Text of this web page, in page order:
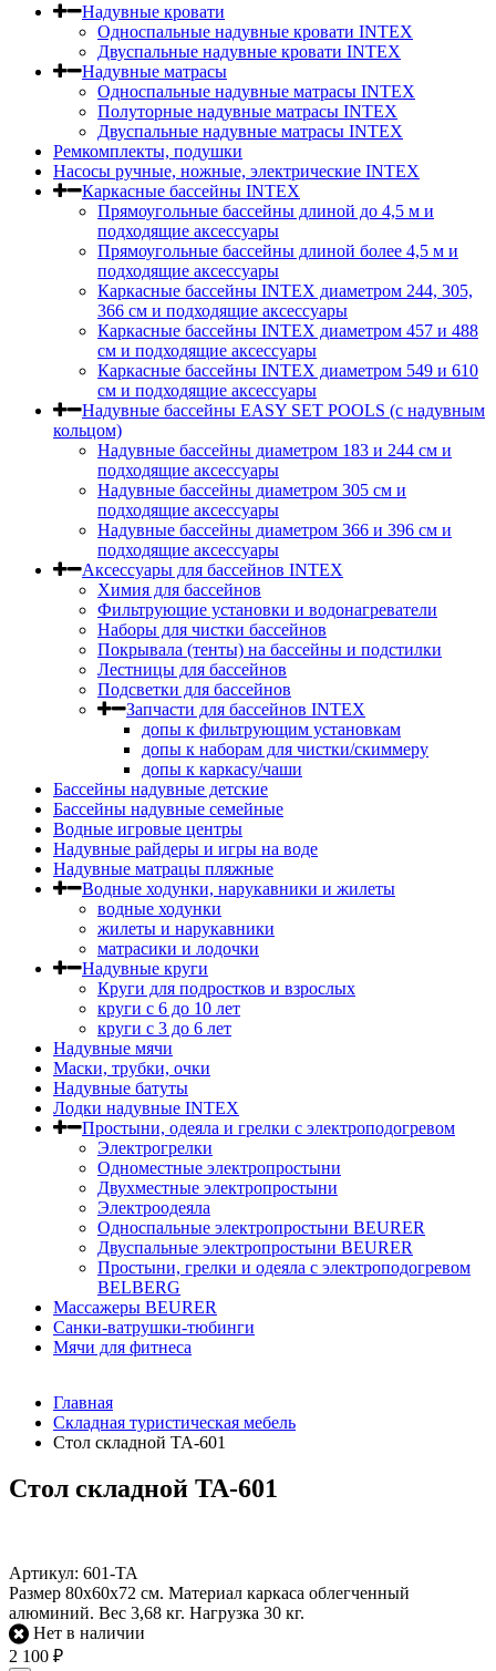
Надувные кровати
Односпальные надувные кровати INTEX
Двуспальные надувные кровати INTEX
Надувные матрасы
Односпальные надувные матрасы INTEX
Полуторные надувные матрасы INTEX
Двуспальные надувные матрасы INTEX
Ремкомплекты, подушки
Насосы ручные, ножные, электрические INTEX
Каркасные бассейны INTEX
Прямоугольные бассейны длиной до 4,5 м и
подходящие аксессуары
Прямоугольные бассейны длиной более 4,5 м и
подходящие аксессуары
Каркасные бассейны INTEX диаметром 244, 305,
366 см и подходящие аксессуары
Каркасные бассейны INTEX диаметром 457 и 488
cм и подходящие аксессуары
Каркасные бассейны INTEX диаметром 549 и 610
см и подходящие аксессуары
Надувные бассейны EASY SET POOLS (с надувным
кольцом)
Надувные бассейны диаметром 183 и 244 см и
подходящие аксессуары
Надувные бассейны диаметром 305 см и
подходящие аксессуары
Надувные бассейны диаметром 366 и 396 см и
подходящие аксессуары
Аксессуары для бассейнов INTEX
Химия для бассейнов
Фильтрующие установки и водонагреватели
Наборы для чистки бассейнов
Покрывала (тенты) на бассейны и подстилки
Лестницы для бассейнов
Подсветки для бассейнов
Запчасти для бассейнов INTEX
допы к фильтрующим установкам
допы к наборам для чистки/скиммеру
допы к каркасу/чаши
Бассейны надувные детские
Бассейны надувные семейные
Водные игровые центры
Надувные райдеры и игры на воде
Надувные матрацы пляжные
Водные ходунки, нарукавники и жилеты
водные ходунки
жилеты и нарукавники
матрасики и лодочки
Надувные круги
Круги для подростков и взрослых
круги с 6 до 10 лет
круги c 3 до 6 лет
Надувные мячи
Маски, трубки, очки
Надувные батуты
Лодки надувные INTEX
Простыни, одеяла и грелки с электроподогревом
Электрогрелки
Одноместные электропростыни
Двухместные электропростыни
Электроодеяла
Односпальные электропростыни BEURER
Двуспальные электропростыни BEURER
Простыни, грелки и одеяла с электроподогревом
BELBERG
Массажеры BEURER
Санки-ватрушки-тюбинги
Мячи для фитнеса
Главная
Складная туристическая мебель
Стол складной TA-601
Стол складной TA-601
Артикул: 601-ТА
Размер 80х60х72 см. Материал каркаса облегченный
алюминий. Вес 3,68 кг. Нагрузка 30 кг.
Нет в наличии
2 100 ₽